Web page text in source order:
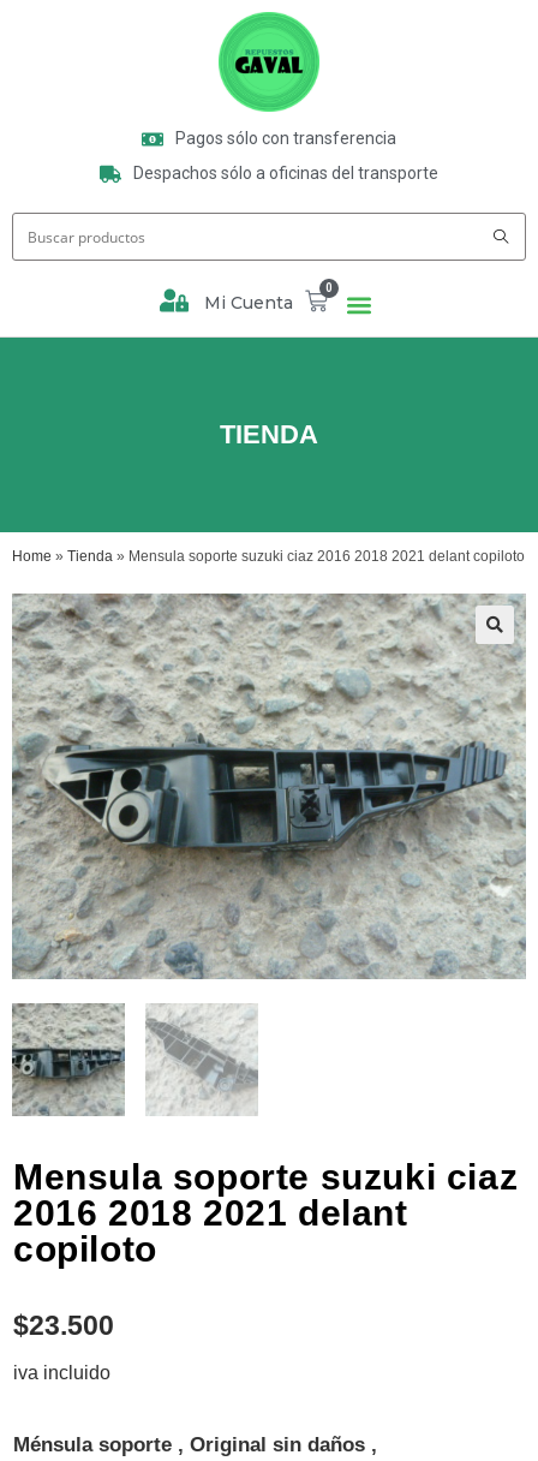
Pagos sólo con transferencia
Despachos sólo a oficinas del transporte
Mi Cuenta
0
TIENDA
Home » Tienda » Mensula soporte suzuki ciaz 2016 2018 2021 delant copiloto
Mensula soporte suzuki ciaz
2016 2018 2021 delant
copiloto
$23.500
iva incluido
Ménsula soporte , Original sin daños ,